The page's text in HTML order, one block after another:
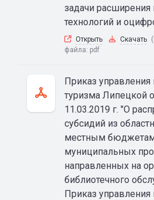
задачи
технологий и
Открыть Скачать
файла: pdf
Приказ управления
туризма Липецкой
11.03.2019 г. "О
субсидий из
местным
муниципальных
направленных на
библиотечного
Приказ управления